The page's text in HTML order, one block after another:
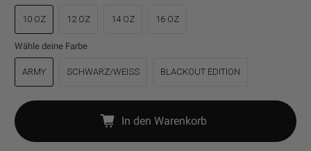
10 OZ 12 OZ 14 OZ 16 OZ
Wähle deine Farbe
ARMY SCHWARZ/WEISS BLACKOUT EDITION
In den Warenkorb